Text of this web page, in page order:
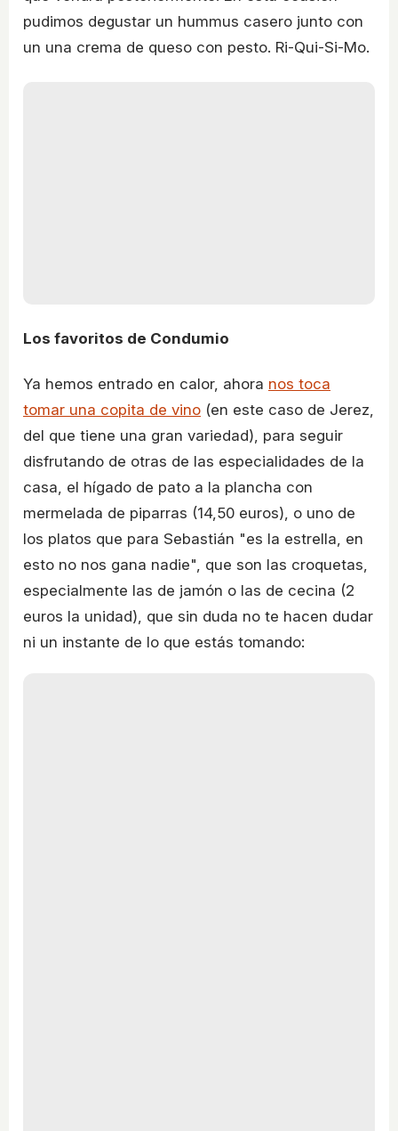
pudimos degustar un hummus casero junto con
un una crema de queso con pesto. Ri-Qui-Si-Mo.
Los favoritos de Condumio
Ya hemos entrado en calor, ahora nos toca
tomar una copita de vino (en este caso de Jerez,
del que tiene una gran variedad), para seguir
disfrutando de otras de las especialidades de la
casa, el hígado de pato a la plancha con
mermelada de piparras (14,50 euros), o uno de
los platos que para Sebastián "es la estrella, en
esto no nos gana nadie", que son las croquetas,
especialmente las de jamón o las de cecina (2
euros la unidad), que sin duda no te hacen dudar
ni un instante de lo que estás tomando: